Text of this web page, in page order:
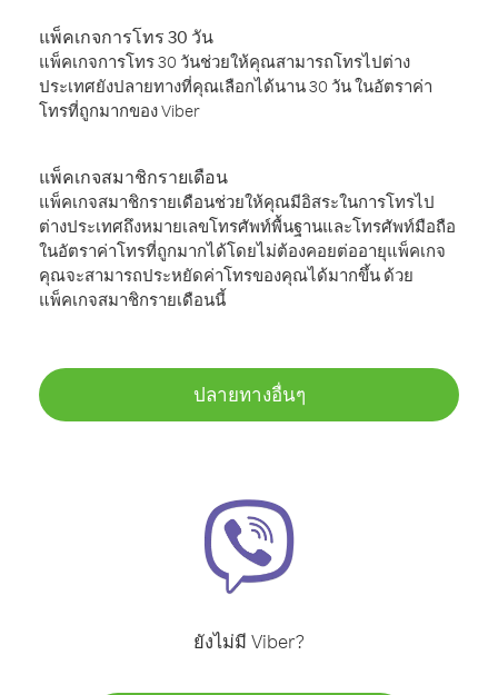
แพ็คเกจการโทร 30 วัน
แพ็คเกจการโทร 30 วันช่วยให้คุณสามารถโทรไปต่าง
ประเทศยังปลายทางที่คุณเลือกได้นาน 30 วัน ในอัตราค่า
โทรที่ถูกมากของ Viber
แพ็คเกจสมาชิกรายเดือน
แพ็คเกจสมาชิกรายเดือนช่วยให้คุณมีอิสระในการโทรไป
ต่างประเทศถึงหมายเลขโทรศัพท์พื้นฐานและโทรศัพท์มือถือ
ในอัตราค่าโทรที่ถูกมากได้โดยไม่ต้องคอยต่ออายุแพ็คเกจ
คุณจะสามารถประหยัดค่าโทรของคุณได้มากขึ้น ด้วย
แพ็คเกจสมาชิกรายเดือนนี้
ปลายทางอื่นๆ
ยังไม่มี Viber?